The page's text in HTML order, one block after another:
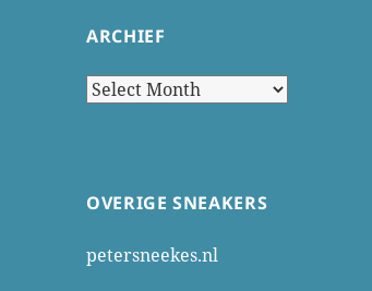
ARCHIEF
Archief
OVERIGE SNEAKERS
petersneekes.nl